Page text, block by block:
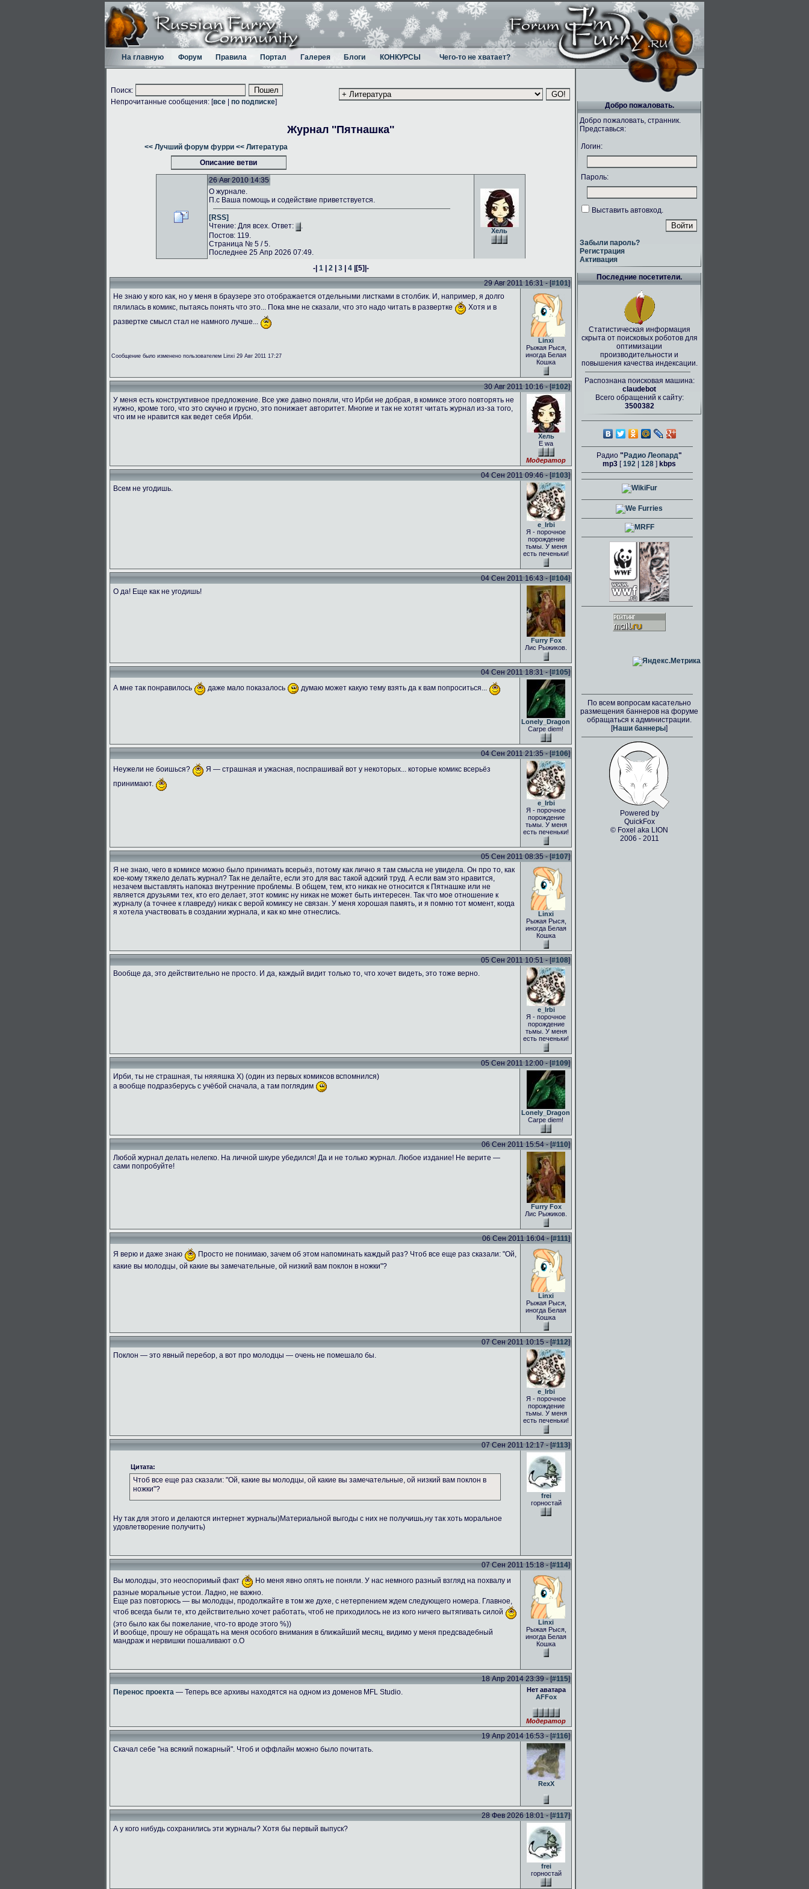
На главную Форум Правила Портал Галерея Блоги КОНКУРСЫ Чего-то не хватает?
Поиск:
Непрочитанные сообщения: [все по подписке]
Журнал ''Пятнашка''
<< Лучший форум фурри << Литература
Описание ветви
26 Авг 2010 14:35
Хель
О журнале.
П.с Ваша помощь и содействие приветствуется.
[RSS]
Чтение: Для всех. Ответ:
.
Постов: 119.
Страница № 5 / 5.
Последнее 25 Апр 2026 07:49.
-| 1| 2| 3| 4|[5]|-
29 Авг 2011 16:31 - [#101]
Не знаю у кого как, но у меня в браузере это отображается отдельными листками в столбик. И, например, я долго
пялилась в комикс, пытаясь понять что это... Пока мне не сказали, что это надо читать в развертке
Хотя и в
развертке смысл стал не намного лучше...
Сообщение было изменено пользователем Linxi 29 Авг 2011 17:27
Linxi
Рыжая Рыся,
иногда Белая
Кошка
30 Авг 2011 10:16 - [#102]
У меня есть конструктивное предложение. Все уже давно поняли, что Ирби не добрая, в комиксе этого повторять не
нужно, кроме того, что это скучно и грусно, это понижает авторитет. Многие и так не хотят читать журнал из-за того,
что им не нравится как ведет себя Ирби.
Хель
E wa
Модератор
04 Сен 2011 09:46 - [#103]
Всем не угодишь.
e_Irbi
Я - порочное
порождение
тьмы. У меня
есть печеньки!
04 Сен 2011 16:43 - [#104]
О да! Еще как не угодишь!
Furry Fox
Лис Рыжиков.
04 Сен 2011 18:31 - [#105]
А мне так понравилось
даже мало показалось думаю может какую тему взять да к вам попроситься...
Lonely_Dragon
Carpe diem!
04 Сен 2011 21:35 - [#106]
Неужели не боишься?
Я — страшная и ужасная, поспрашивай вот у некоторых... которые комикс всерьёз
принимают.
e_Irbi
Я - порочное
порождение
тьмы. У меня
есть печеньки!
05 Сен 2011 08:35 - [#107]
Я не знаю, чего в комиксе можно было принимать всерьёз, потому как лично я там смысла не увидела. Он про то, как
кое-кому тяжело делать журнал? Так не делайте, если это для вас такой адский труд. А если вам это нравится,
незачем выставлять напоказ внутренние проблемы. В общем, тем, кто никак не относится к Пятнашке или не
является друзьями тех, кто его делает, этот комикс ну никак не может быть интересен. Так что мое отношение к
журналу (а точнее к главреду) никак с верой комиксу не связан. У меня хорошая память, и я помню тот момент, когда
я хотела участвовать в создании журнала, и как ко мне отнеслись.
Linxi
Рыжая Рыся,
иногда Белая
Кошка
05 Сен 2011 10:51 - [#108]
Вообще да, это действительно не просто. И да, каждый видит только то, что хочет видеть, это тоже верно.
e_Irbi
Я - порочное
порождение
тьмы. У меня
есть печеньки!
05 Сен 2011 12:00 - [#109]
Ирби, ты не страшная, ты няяяшка X) (один из первых комиксов вспомнился)
а вообще подразберусь с учёбой сначала, а там поглядим
Lonely_Dragon
Carpe diem!
06 Сен 2011 15:54 - [#110]
Любой журнал делать нелегко. На личной шкуре убедился! Да и не только журнал. Любое издание! Не верите —
сами попробуйте!
Furry Fox
Лис Рыжиков.
06 Сен 2011 16:04 - [#111]
Я верю и даже знаю
Просто не понимаю, зачем об этом напоминать каждый раз? Чтоб все еще раз сказали: "Ой,
какие вы молодцы, ой какие вы замечательные, ой низкий вам поклон в ножки"?
Linxi
Рыжая Рыся,
иногда Белая
Кошка
07 Сен 2011 10:15 - [#112]
Поклон — это явный перебор, а вот про молодцы — очень не помешало бы.
e_Irbi
Я - порочное
порождение
тьмы. У меня
есть печеньки!
07 Сен 2011 12:17 - [#113]
Цитата:
Чтоб все еще раз сказали: "Ой, какие вы молодцы, ой какие вы замечательные, ой низкий вам поклон в
ножки"?
Ну так для этого и делаются интернет журналы)Материальной выгоды с них не получишь,ну так хоть моральное
удовлетворение получить)
frei
горностай
07 Сен 2011 15:18 - [#114]
Вы молодцы, это неоспоримый факт
Но меня явно опять не поняли. У нас немного разный взгляд на похвалу и
разные моральные устои. Ладно, не важно.
Еще раз повторюсь — вы молодцы, продолжайте в том же духе, с нетерпением ждем следующего номера. Главное,
чтоб всегда были те, кто действительно хочет работать, чтоб не приходилось не из кого ничего вытягивать силой
(это было как бы пожелание, что-то вроде этого %))
И вообще, прошу не обращать на меня особого внимания в ближайший месяц, видимо у меня предсвадебный
мандраж и нервишки пошаливают о.О
Linxi
Рыжая Рыся,
иногда Белая
Кошка
18 Апр 2014 23:39 - [#115]
Перенос проекта — Теперь все архивы находятся на одном из доменов MFL Studio.
Нет аватара
AFFox
Модератор
19 Апр 2014 16:53 - [#116]
Скачал себе "на всякий пожарный". Чтоб и оффлайн можно было почитать.
RexX
28 Фев 2026 18:01 - [#117]
А у кого нибудь сохранились эти журналы? Хотя бы первый выпуск?
frei
горностай
Добро пожаловать.
Добро пожаловать, странник.
Представься:
Логин:
Пароль:
Выставить автовход.
Забыли пароль?
Регистрация
Активация
Последние посетители.
Статистическая информация
скрыта от поисковых роботов для
оптимизации
производительности и
повышения качества индексации.
Распознана поисковая машина:
claudebot
Всего обращений к сайту:
3500382
Радио " Радио Леопард"
mp3 [192 128 ] kbps
По всем вопросам касательно
размещения баннеров на форуме
обращаться к администрации.
[Наши баннеры]
Powered by
QuickFox
© Foxel aka LION
2006 - 2011